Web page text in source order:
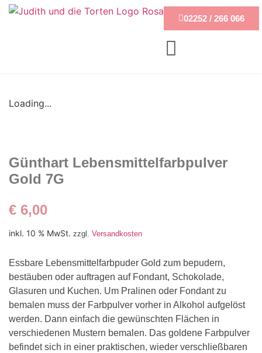
02252 / 266 066
Loading...
Günthart Lebensmittelfarbpulver
Gold 7G
€ 6,00
inkl. 10 % MwSt. zzgl. Versandkosten
Essbare Lebensmittelfarbpuder Gold zum bepudern,
bestäuben oder auftragen auf Fondant, Schokolade,
Glasuren und Kuchen. Um Pralinen oder Fondant zu
bemalen muss der Farbpulver vorher in Alkohol aufgelöst
werden. Dann einfach die gewünschten Flächen in
verschiedenen Mustern bemalen. Das goldene Farbpulver
befindet sich in einer praktischen, wieder verschließbaren